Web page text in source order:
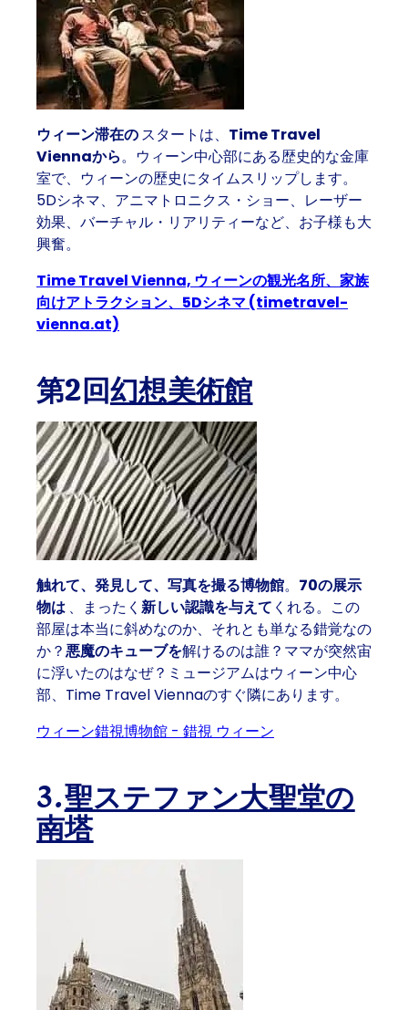
ウィーン滞在のスタートは、 Time Travel
Viennaから。ウィーン中心部にある歴史的な金庫
室で、ウィーンの歴史にタイムスリップします。
5Dシネマ、アニマトロニクス・ショー、レーザー
効果、バーチャル・リアリティーなど、お子様も大
興奮。
Time Travel Vienna, ウィーンの観光名所、家族
向けアトラクション、5Dシネマ (timetravel-
vienna.at)
第2回幻想美術館
触れて、発見して、写真を撮る博物館。 70の展示
物は 、まったく 新しい認識を与えて くれる。この
部屋は本当に斜めなのか、それとも単なる錯覚なの
か？悪魔のキューブを解けるのは誰？ママが突然宙
に浮いたのはなぜ？ミュージアムはウィーン中心
部、Time Travel Viennaのすぐ隣にあります。
ウィーン錯視博物館 - 錯視 ウィーン
3.聖ステファン大聖堂の
南塔